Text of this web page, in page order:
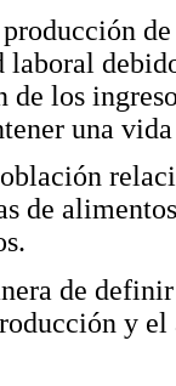
los
una
de
de
y el